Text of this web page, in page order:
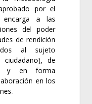
por el
encarga a las
del poder
de rendición
al sujeto
de
y en forma
en los